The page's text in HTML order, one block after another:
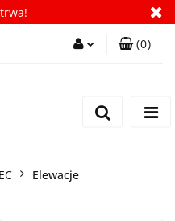
(0)
Elewacje